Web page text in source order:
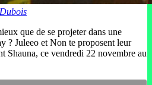
que de se projeter dans une
? Juleeo et Non te proposent leur
Shauna, ce vendredi 22 novembre au